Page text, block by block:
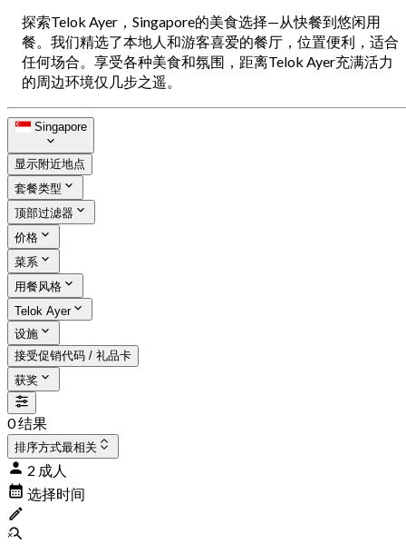
探索Telok Ayer，Singapore的美食选择—从快餐到悠闲用
餐。我们精选了本地人和游客喜爱的餐厅，位置便利，适合
任何场合。享受各种美食和氛围，距离Telok Ayer充满活力
的周边环境仅几步之遥。
Singapore
显示附近地点
套餐类型
顶部过滤器
价格
菜系
用餐风格
Telok Ayer
设施
接受促销代码 / 礼品卡
获奖
0 结果
排序方式最相关
2 成人
选择时间